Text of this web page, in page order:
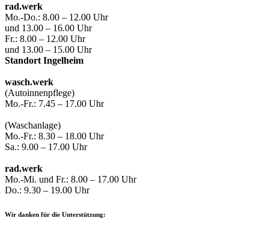
rad.werk
Mo.-Do.: 8.00 – 12.00 Uhr
und 13.00 – 16.00 Uhr
Fr.: 8.00 – 12.00 Uhr
und 13.00 – 15.00 Uhr
Standort Ingelheim
wasch.werk
(Autoinnenpflege)
Mo.-Fr.: 7.45 – 17.00 Uhr
(Waschanlage)
Mo.-Fr.: 8.30 – 18.00 Uhr
Sa.: 9.00 – 17.00 Uhr
rad.werk
Mo.-Mi. und Fr.: 8.00 – 17.00 Uhr
Do.: 9.30 – 19.00 Uhr
Wir danken für die Unterstützung: